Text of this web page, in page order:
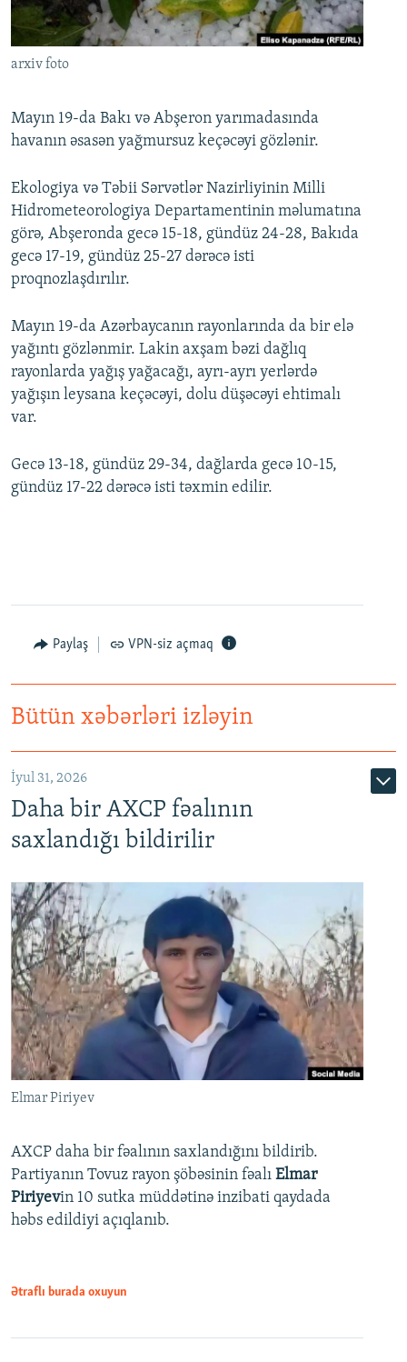
İNFOQRAFIKA
KARIKATURA
AZƏRBAYCAN ƏDƏBIYYATI KITABXANASI
İSLAM VƏ DEMOKRATIYA
MISSIYAMIZ
PEŞƏ ETIKASI VƏ JURNALISTIKA STANDARTLARIMIZ
AZADLIQRADIOSU MOBIL TELEFONUNUZDA
BIZIMLƏ ƏLAQƏ
XƏBƏR BÜLLETENLƏRIMIZ
BIZI IZLƏ
RFE/RL-in bütün saytları
arxiv foto
Mayın 19-da Bakı və Abşeron yarımadasında
havanın əsasən yağmursuz keçəcəyi gözlənir.
Ekologiya və Təbii Sərvətlər Nazirliyinin Milli
Hidrometeorologiya Departamentinin məlumatına
görə, Abşeronda gecə 15-18, gündüz 24-28, Bakıda
gecə 17-19, gündüz 25-27 dərəcə isti
proqnozlaşdırılır.
Mayın 19-da Azərbaycanın rayonlarında da bir elə
yağıntı gözlənmir. Lakin axşam bəzi dağlıq
rayonlarda yağış yağacağı, ayrı-ayrı yerlərdə
yağışın leysana keçəcəyi, dolu düşəcəyi ehtimalı
var.
Gecə 13-18, gündüz 29-34, dağlarda gecə 10-15,
gündüz 17-22 dərəcə isti təxmin edilir.
Paylaş VPN-siz açmaq
Bütün xəbərləri izləyin
İyul 31, 2026
Daha bir AXCP fəalının
saxlandığı bildirilir
Elmar Piriyev
AXCP daha bir fəalının saxlandığını bildirib.
Partiyanın Tovuz rayon şöbəsinin fəalı Elmar
Piriyevin 10 sutka müddətinə inzibati qaydada
həbs edildiyi açıqlanıb.
Ətraflı burada oxuyun